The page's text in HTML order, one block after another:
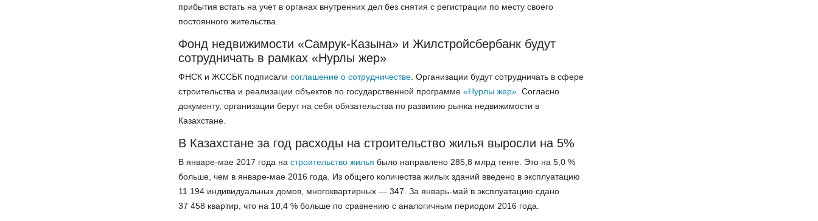
прибытия встать на учет в органах внутренних дел без снятия с регистрации по месту своего
постоянного жительства.
Фонд недвижимости «Самрук-Казына» и Жилстройсбербанк будут
сотрудничать в рамках «Нурлы жер»
ФНСК и ЖССБК подписалисоглашение о сотрудничестве . Организации будут сотрудничать в сфере
строительства и реализации объектов по государственной программе«Нурлы жер» . Согласно
документу, организации берут на себя обязательства по развитию рынка недвижимости в
Казахстане.
В Казахстане за год расходы на строительство жилья выросли на 5%
В январе-мае 2017 года настроительство жилья было направлено 285,8 млрд тенге. Это на 5,0 %
больше, чем в январе-мае 2016 года. Из общего количества жилых зданий введено в эксплуатацию
11 194 индивидуальных домов, многоквартирных — 347. За январь-май в эксплуатацию сдано
37 458 квартир, что на 10,4 % больше по сравнению с аналогичным периодом 2016 года.